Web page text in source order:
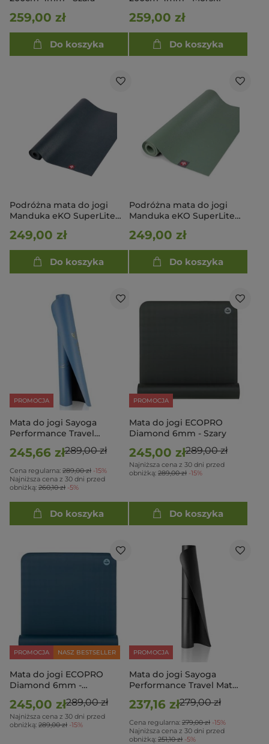
259,00 zł
Do koszyka
259,00 zł
Do koszyka
Podróżna mata do jogi
Manduka eKO SuperLite
200cm
249,00 zł
Do koszyka
Podróżna mata do jogi
Manduka eKO SuperLite
200cm
249,00 zł
Do koszyka
PROMOCJA
Mata do jogi Sayoga
Performance Travel
Cosmic Alignment
245,66 zł289,00 zł
Cena regularna: 289,00 zł -15%
Najniższa cena z 30 dni przed
obniżką: 260,10 zł -5%
Do koszyka
PROMOCJA
Mata do jogi ECOPRO
Diamond 6mm - Szary
245,00 zł289,00 zł
Najniższa cena z 30 dni przed
obniżką: 289,00 zł -15%
Do koszyka
PROMOCJA NASZ BESTSELLER
Mata do jogi ECOPRO
Diamond 6mm -
245,00 zł289,00 zł
Najniższa cena z 30 dni przed
obniżką: 289,00 zł -15%
PROMOCJA
Mata do jogi Sayoga
Performance Travel Mat
237,16 zł279,00 zł
Cena regularna: 279,00 zł -15%
Najniższa cena z 30 dni przed
obniżką: 251,10 zł -5%